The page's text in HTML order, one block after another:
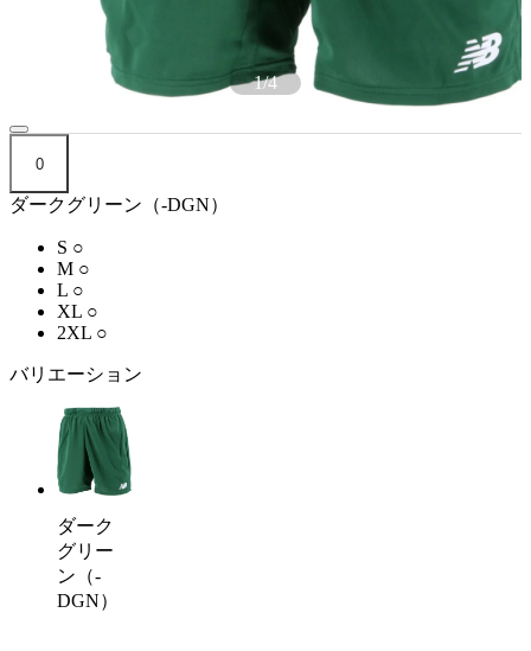
1/4
0
ダークグリーン（-DGN）
S ○
M ○
L ○
XL ○
2XL ○
バリエーション
ダーク
グリー
ン（-
DGN）